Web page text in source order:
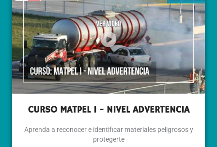
CURSO MATPEL I - NIVEL ADVERTENCIA
Aprenda a reconocer e identificar materiales peligrosos y
protegerte